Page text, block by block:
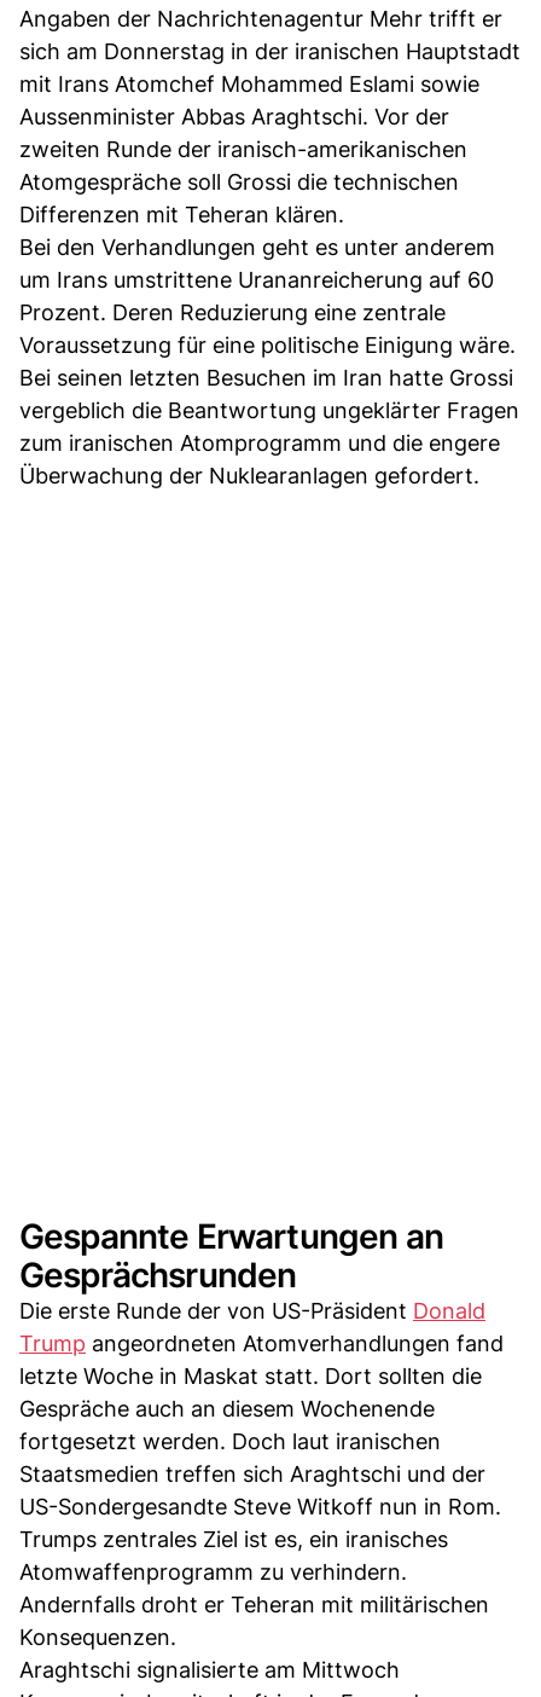
Angaben der Nachrichtenagentur Mehr trifft er
sich am Donnerstag in der iranischen Hauptstadt
mit Irans Atomchef Mohammed Eslami sowie
Aussenminister Abbas Araghtschi. Vor der
zweiten Runde der iranisch-amerikanischen
Atomgespräche soll Grossi die technischen
Differenzen mit Teheran klären.
Bei den Verhandlungen geht es unter anderem
um Irans umstrittene Urananreicherung auf 60
Prozent. Deren Reduzierung eine zentrale
Voraussetzung für eine politische Einigung wäre.
Bei seinen letzten Besuchen im Iran hatte Grossi
vergeblich die Beantwortung ungeklärter Fragen
zum iranischen Atomprogramm und die engere
Überwachung der Nuklearanlagen gefordert.
Gespannte Erwartungen an
Gesprächsrunden
Die erste Runde der von US-Präsident Donald
Trump angeordneten Atomverhandlungen fand
letzte Woche in Maskat statt. Dort sollten die
Gespräche auch an diesem Wochenende
fortgesetzt werden. Doch laut iranischen
Staatsmedien treffen sich Araghtschi und der
US-Sondergesandte Steve Witkoff nun in Rom.
Trumps zentrales Ziel ist es, ein iranisches
Atomwaffenprogramm zu verhindern.
Andernfalls droht er Teheran mit militärischen
Konsequenzen.
Araghtschi signalisierte am Mittwoch